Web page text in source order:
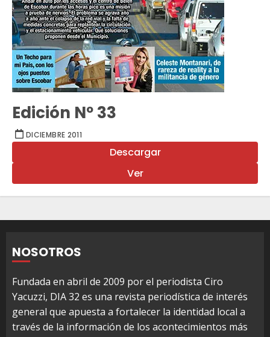
Edición Nº 33
DICIEMBRE 2011
Descargar
Ver
NOSOTROS
Fundada en abril de 2009 por el periodista Ciro
Yacuzzi, DIA 32 es una revista periodística de interés
general que apuesta a fortalecer la identidad local a
través de la información de los acontecimientos más